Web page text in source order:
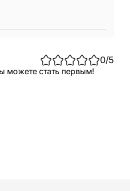
0/5
можете стать первым!